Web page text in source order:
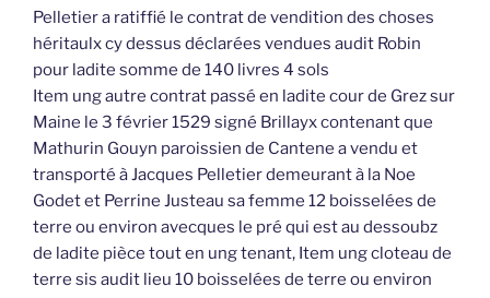
Pelletier a ratiffié le contrat de vendition des choses
héritaulx cy dessus déclarées vendues audit Robin
pour ladite somme de 140 livres 4 sols
Item ung autre contrat passé en ladite cour de Grez sur
Maine le 3 février 1529 signé Brillayx contenant que
Mathurin Gouyn paroissien de Cantene a vendu et
transporté à Jacques Pelletier demeurant à la Noe
Godet et Perrine Justeau sa femme 12 boisselées de
terre ou environ avecques le pré qui est au dessoubz
de ladite pièce tout en ung tenant, Item ung cloteau de
terre sis audit lieu 10 boisselées de terre ou environ